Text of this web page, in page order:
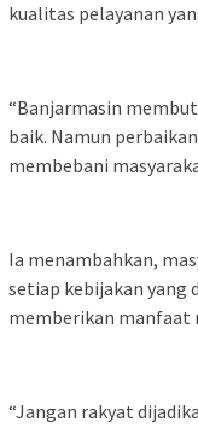
kualitas pelayanan
“Banjarmasin
baik. Namun
membebani
Ia menambahkan,
setiap kebijakan yang
memberikan manfaat
“Jangan rakyat